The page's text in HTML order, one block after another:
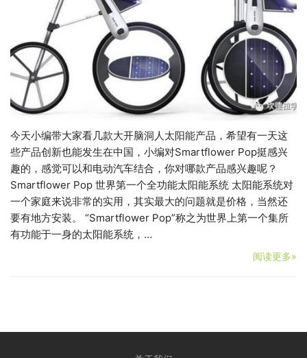
今天小编带大家看几款大开脑洞人太阳能产品，希望有一天这
些产品创新也能发生在中国，小编对Smartflower Pop挺感兴
趣的，感觉可以和电动汽车结合，你对哪款产品感兴趣呢？
Smartflower Pop 世界第一个全功能太阳能系统 太阳能系统对
一个家庭来说非常的实用，其实最大的问题就是价格，当然还
要有地方安装。 “Smartflower Pop”称之为世界上第一个集所
有功能于一身的太阳能系统，…
阅读更多»